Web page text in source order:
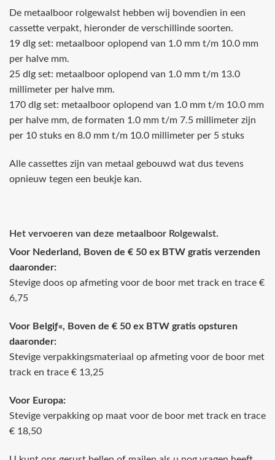
De metaalboor rolgewalst hebben wij bovendien in een
cassette verpakt, hieronder de verschillinde soorten.
19 dlg set: metaalboor oplopend van 1.0 mm t/m 10.0 mm
per halve mm.
25 dlg set: metaalboor oplopend van 1.0 mm t/m 13.0
millimeter per halve mm.
170 dlg set: metaalboor oplopend van 1.0 mm t/m 10.0 mm
per halve mm, de formaten 1.0 mm t/m 7.5 millimeter zijn
per 10 stuks en 8.0 mm t/m 10.0 millimeter per 5 stuks
Alle cassettes zijn van metaal gebouwd wat dus tevens
opnieuw tegen een beukje kan.
Het vervoeren van deze metaalboor Rolgewalst.
Voor Nederland, Boven de € 50 ex BTW gratis verzenden
daaronder:
Stevige doos op afmeting voor de boor met track en trace €
6,75
Voor Belgiƒ«, Boven de € 50 ex BTW gratis opsturen
daaronder:
Stevige verpakkingsmateriaal op afmeting voor de boor met
track en trace € 13,25
Voor Europa:
Stevige verpakking op maat voor de boor met track en trace
€ 18,50